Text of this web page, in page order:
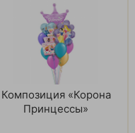
Композиция «Корона
Принцессы»